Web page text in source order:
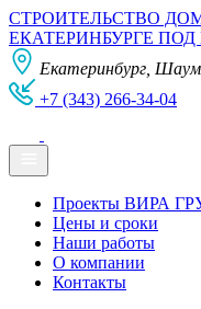
СТРОИТЕЛЬСТВО
ЕКАТЕРИНБУРГЕ
Екатеринбург,
+7 (343) 266-34-04
Проекты ВИРА
Цены и сроки
Наши работы
О компании
Контакты